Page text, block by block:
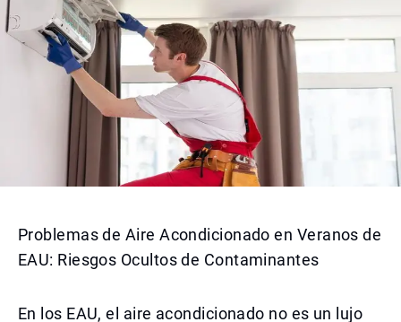
Problemas de Aire Acondicionado en Veranos de
EAU: Riesgos Ocultos de Contaminantes
En los EAU, el aire acondicionado no es un lujo